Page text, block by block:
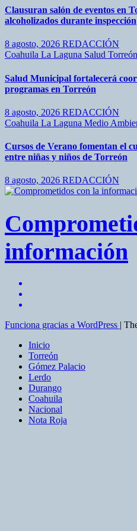
Clausuran salón de eventos en
alcoholizados durante inspección
8 agosto, 2026 REDACCIÓN
Coahuila La Laguna Salud Torreón
Salud Municipal fortalecerá
programas en Torreón
8 agosto, 2026 REDACCIÓN
Coahuila La Laguna Medio
Cursos de Verano fomentan el
entre niñas y niños de Torreón
8 agosto, 2026 REDACCIÓN
información
Funciona gracias a WordPress |
Inicio
Torreón
Gómez Palacio
Lerdo
Durango
Coahuila
Nacional
Nota Roja